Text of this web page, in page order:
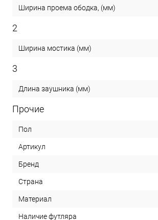
Ширина проема ободка, (мм)
2
Ширина мостика (мм)
3
Длина заушника (мм)
Прочие
Пол
Артикул
Бренд
Страна
Материал
Наличие футляра